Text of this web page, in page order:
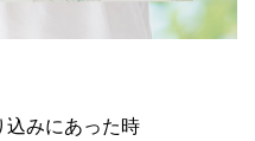
込みにあった時